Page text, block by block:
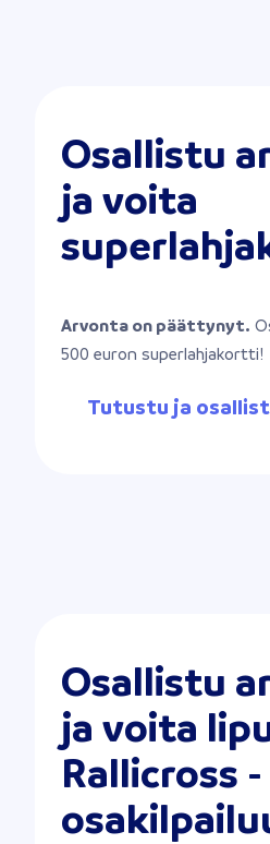
Osallistu
ja voita
Arvonta on päättynyt.
500 euron superlahjakortti!
Tutustu ja
Osallistu
ja voita
Rallicross -